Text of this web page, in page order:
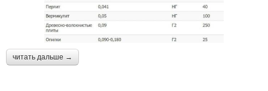
читать дальше →